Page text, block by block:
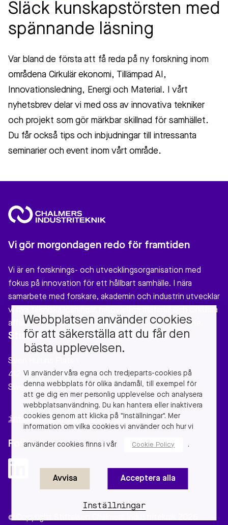
Släck kunskapstörsten med
spännande läsning
Var bland de första att få reda på ny forskning inom
områdena Cirkulär ekonomi, Tillämpad AI,
Innovationsledning, Energi och Material. I vårt
nyhetsbrev delar vi med oss av innovativa tekniker
och projekt som gör märkbar skillnad för samhället.
Du får också tips och inbjudningar till intressanta
seminarier och event inom vårt område.
Vi gör morgondagen redo för framtiden
Vi är en forsknings- och utvecklingsorganisation med
fokus på innovation för ett hållbart samhälle. I nära
samarbete med forskare, akademin och industrin utvecklar
vi nya tekniska lösningar, miljövänliga material och cirkulära
affärsmodeller som gör verklig nytta för vårt samhälle.
Stiftelsen Chalmers Industriteknik
Sven Hultins Plats 1
412 58 Gothenburg
Sweden
info@chalmersindustriteknik.se
Follow us
© Copyright Stiftelsen Chalmers Industriteknik 2026
Webbplatsen använder cookies
för att säkerställa att du får den
bästa upplevelsen.
Vi använder våra egna och tredjeparts-cookies på
denna webbplats för olika ändamål, till exempel för
att ge dig en mer personlig upplevelse och analysera
webbplatsanvändning. Du kan hantera eller inaktivera
cookies genom att klicka på "Inställningar". Mer
information om vilka cookies vi använder och hur vi
använder cookies finns i vår Cookie Policy .
Avvisa Acceptera alla
Inställningar